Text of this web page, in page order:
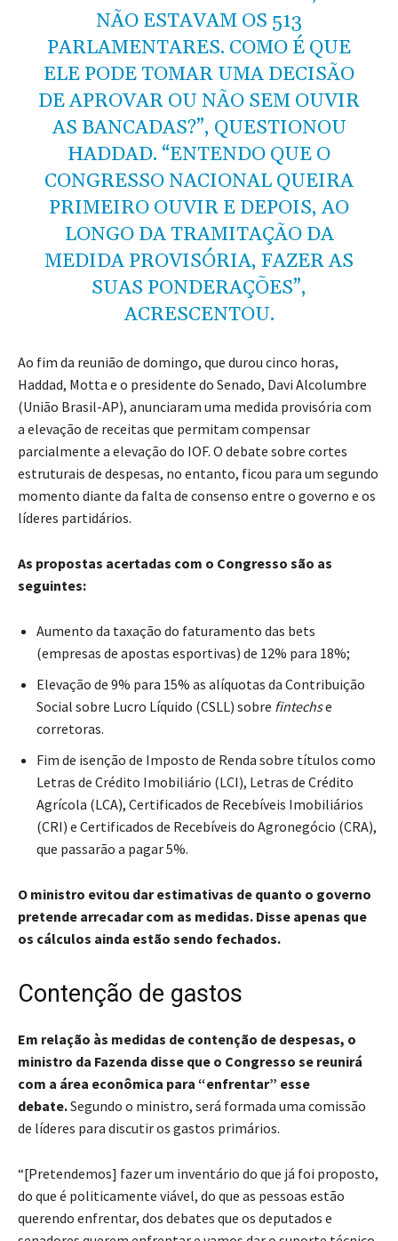
NÃO ESTAVAM OS 513
PARLAMENTARES. COMO É QUE
ELE PODE TOMAR UMA DECISÃO
DE APROVAR OU NÃO SEM OUVIR
AS BANCADAS?”, QUESTIONOU
HADDAD. “ENTENDO QUE O
CONGRESSO NACIONAL QUEIRA
PRIMEIRO OUVIR E DEPOIS, AO
LONGO DA TRAMITAÇÃO DA
MEDIDA PROVISÓRIA, FAZER AS
SUAS PONDERAÇÕES”,
ACRESCENTOU.
Ao fim da reunião de domingo, que durou cinco horas,
Haddad, Motta e o presidente do Senado, Davi Alcolumbre
(União Brasil-AP), anunciaram uma medida provisória com
a elevação de receitas que permitam compensar
parcialmente a elevação do IOF. O debate sobre cortes
estruturais de despesas, no entanto, ficou para um segundo
momento diante da falta de consenso entre o governo e os
líderes partidários.
As propostas acertadas com o Congresso são as
seguintes:
Aumento da taxação do faturamento das bets
(empresas de apostas esportivas) de 12% para 18%;
Elevação de 9% para 15% as alíquotas da Contribuição
Social sobre Lucro Líquido (CSLL) sobre fintechse
corretoras.
Fim de isenção de Imposto de Renda sobre títulos como
Letras de Crédito Imobiliário (LCI), Letras de Crédito
Agrícola (LCA), Certificados de Recebíveis Imobiliários
(CRI) e Certificados de Recebíveis do Agronegócio (CRA),
que passarão a pagar 5%.
O ministro evitou dar estimativas de quanto o governo
pretende arrecadar com as medidas. Disse apenas que
os cálculos ainda estão sendo fechados.
Contenção de gastos
Em relação às medidas de contenção de despesas, o
ministro da Fazenda disse que o Congresso se reunirá
com a área econômica para “enfrentar” esse
debate.Segundo o ministro, será formada uma comissão
de líderes para discutir os gastos primários.
“[Pretendemos] fazer um inventário do que já foi proposto,
do que é politicamente viável, do que as pessoas estão
querendo enfrentar, dos debates que os deputados e